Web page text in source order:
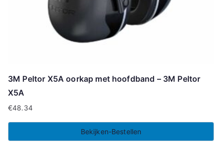
3M Peltor X5A oorkap met hoofdband – 3M Peltor
X5A
€48.34
Bekijken-Bestellen